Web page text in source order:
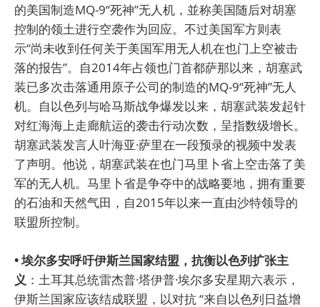
的美国制造MQ-9“死神”无人机，並称美国随后对胡塞
控制的领土进行空袭作为回应。不过美国军方则表
示“尚未收到任何关于美国军用无人机在也门上空被击
落的报告”。自2014年占领也门首都萨那以来，胡塞武
装已多次击落通用原子公司的制造的MQ-9“死神”无人
机。自以色列与哈马斯战争爆发以来，胡塞武装发起针
对红海海上走廊航运的袭击行动次数，呈指数级增长。
胡塞武装发言人叶海亚·萨里在一段预录的视频中发表
了声明。他说，胡塞武装在也门马里卜省上空击落了美
军的无人机。马里卜省是争夺中的战略要地，拥有重要
的石油和天然气田，自2015年以来一直由沙特领导的
联盟所控制。
• 埃尔多安呼吁伊斯兰国家结盟，抗衡以色列扩张主
义 ：土耳其总统雷杰普·塔伊普·埃尔多安星期六表示，
伊斯兰国家应该结成联盟，以对抗 “来自以色列日益增